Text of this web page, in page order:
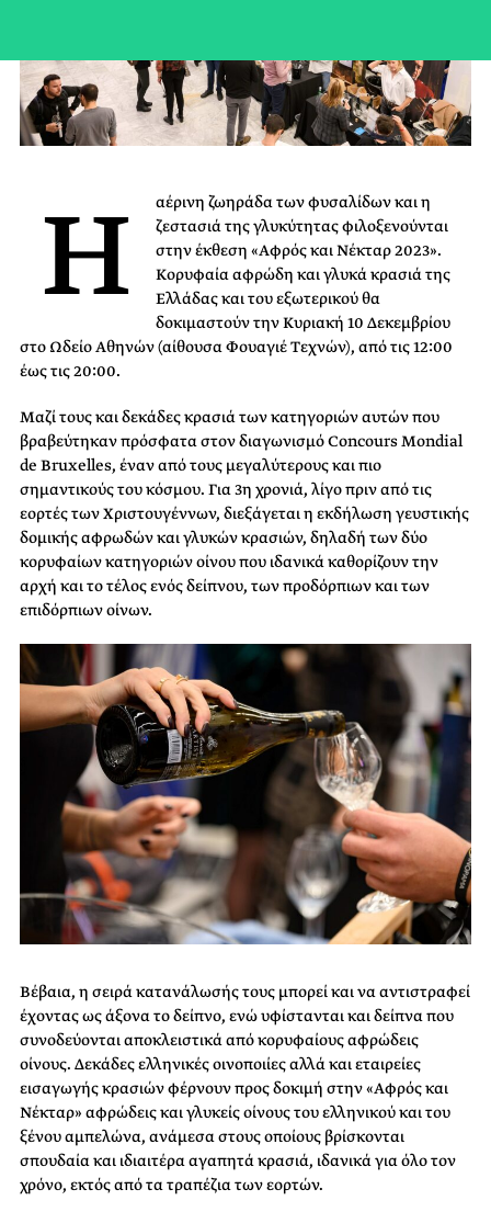
Η
αέρινη ζωηράδα των φυσαλίδων και η
ζεστασιά της γλυκύτητας φιλοξενούνται
στην έκθεση «Αφρός και Νέκταρ 2023».
Κορυφαία αφρώδη και γλυκά κρασιά της
Ελλάδας και του εξωτερικού θα
δοκιμαστούν την Κυριακή 10 Δεκεμβρίου
στο Ωδείο Αθηνών (αίθουσα Φουαγιέ Τεχνών), από τις 12:00
έως τις 20:00.
Μαζί τους και δεκάδες κρασιά των κατηγοριών αυτών που
βραβεύτηκαν πρόσφατα στον διαγωνισμό Concours Mondial
de Bruxelles, έναν από τους μεγαλύτερους και πιο
σημαντικούς του κόσμου. Για 3η χρονιά, λίγο πριν από τις
εορτές των Χριστουγέννων, διεξάγεται η εκδήλωση γευστικής
δομικής αφρωδών και γλυκών κρασιών, δηλαδή των δύο
κορυφαίων κατηγοριών οίνου που ιδανικά καθορίζουν την
αρχή και το τέλος ενός δείπνου, των προδόρπιων και των
επιδόρπιων οίνων.
Βέβαια, η σειρά κατανάλωσής τους μπορεί και να αντιστραφεί
έχοντας ως άξονα το δείπνο, ενώ υφίστανται και δείπνα που
συνοδεύονται αποκλειστικά από κορυφαίους αφρώδεις
οίνους. Δεκάδες ελληνικές οινοποιίες αλλά και εταιρείες
εισαγωγής κρασιών φέρνουν προς δοκιμή στην «Αφρός και
Νέκταρ» αφρώδεις και γλυκείς οίνους του ελληνικού και του
ξένου αμπελώνα, ανάμεσα στους οποίους βρίσκονται
σπουδαία και ιδιαιτέρα αγαπητά κρασιά, ιδανικά για όλο τον
χρόνο, εκτός από τα τραπέζια των εορτών.